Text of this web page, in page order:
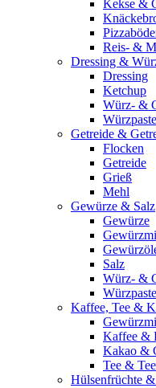
Kekse &
Reis- &
Dressing &
Dressing
Ketchup
Würz- &
Getreide &
Flocken
Getreide
Grieß
Mehl
Gewürze & Salz
Gewürze
Salz
Würz- &
Kaffee, Tee &
Kaffee &
Kakao &
Tee &
Hülsenfrüchte &